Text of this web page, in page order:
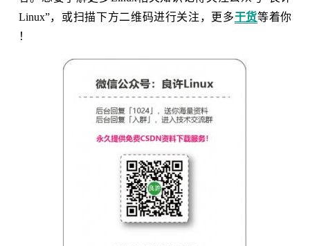
Linux”，或扫描下方二维码进行关注，更多干货等着你
！